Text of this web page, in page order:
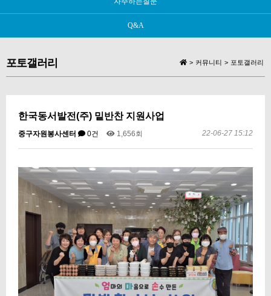
Q&A
포토갤러리 > 커뮤니티 > 포토갤러리
한국동서발전(주) 밑반찬 지원사업
중구자원봉사센터 0건 1,656회 22-06-27 15:12